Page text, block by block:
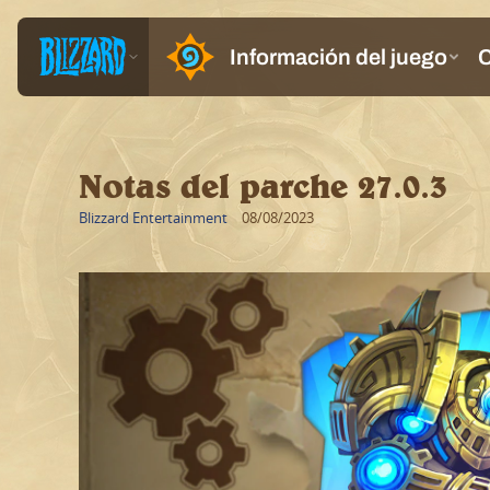
Notas del parche 27.0.3
Blizzard Entertainment 08/08/2023